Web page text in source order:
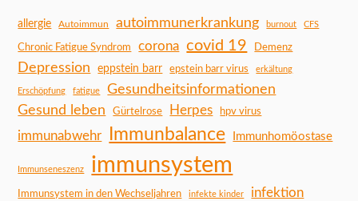
allergie Autoimmun autoimmunerkrankung burnout CFS
Chronic Fatigue Syndrom corona covid 19 Demenz
Depression eppstein barr epstein barr virus erkältung
Erschöpfung fatigue Gesundheitsinformationen
Gesund leben Gürtelrose Herpes hpv virus
immunabwehr Immunbalance Immunhomöostase
Immunseneszenz immunsystem
Immunsystem in den Wechseljahren infekte kinder infektion